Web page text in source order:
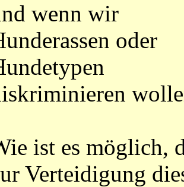
wenn wir
oder
ist es möglich,
Verteidigung